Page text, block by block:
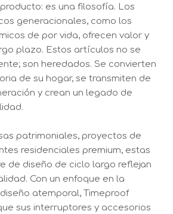
es una filosofía. Los
generacionales, como los
de por vida, ofrecen valor y
plazo. Estos artículos no se
son heredados. Se convierten
de su hogar, se transmiten de
y crean un legado de
patrimoniales, proyectos de
residenciales premium, estas
de diseño de ciclo largo reflejan
Con un enfoque en la
atemporal, Timeproof
sus interruptores y accesorios